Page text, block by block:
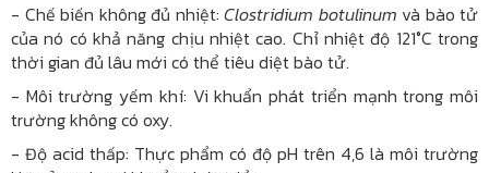
- Chế biến không đủ nhiệt: Clostridium botulinum và bào tử
của nó có khả năng chịu nhiệt cao. Chỉ nhiệt độ 121°C trong
thời gian đủ lâu mới có thể tiêu diệt bào tử.
- Môi trường yếm khí: Vi khuẩn phát triển mạnh trong môi
trường không có oxy.
- Độ acid thấp: Thực phẩm có độ pH trên 4,6 là môi trường